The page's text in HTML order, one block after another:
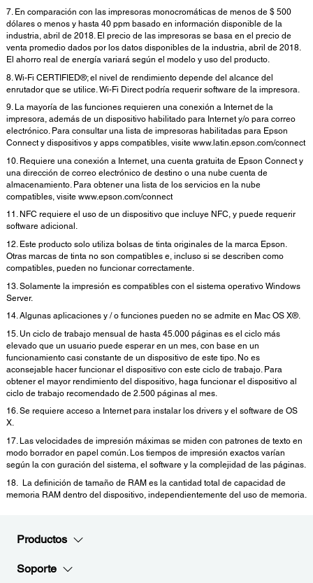
7. En comparación con las impresoras monocromáticas de menos de $ 500
dólares o menos y hasta 40 ppm basado en información disponible de la
industria, abril de 2018. El precio de las impresoras se basa en el precio de
venta promedio dados por los datos disponibles de la industria, abril de 2018.
El ahorro real de energía variará según el modelo y uso del producto.
8. Wi-Fi CERTIFIED®; el nivel de rendimiento depende del alcance del
enrutador que se utilice. Wi-Fi Direct podría requerir software de la impresora.
9. La mayoría de las funciones requieren una conexión a Internet de la
impresora, además de un dispositivo habilitado para Internet y/o para correo
electrónico. Para consultar una lista de impresoras habilitadas para Epson
Connect y dispositivos y apps compatibles, visite www.latin.epson.com/connect
10. Requiere una conexión a Internet, una cuenta gratuita de Epson Connect y
una dirección de correo electrónico de destino o una nube cuenta de
almacenamiento. Para obtener una lista de los servicios en la nube
compatibles, visite www.epson.com/connect
11. NFC requiere el uso de un dispositivo que incluye NFC, y puede requerir
software adicional.
12. Este producto solo utiliza bolsas de tinta originales de la marca Epson.
Otras marcas de tinta no son compatibles e, incluso si se describen como
compatibles, pueden no funcionar correctamente.
13. Solamente la impresión es compatibles con el sistema operativo Windows
Server.
14. Algunas aplicaciones y / o funciones pueden no se admite en Mac OS X®.
15. Un ciclo de trabajo mensual de hasta 45.000 páginas es el ciclo más
elevado que un usuario puede esperar en un mes, con base en un
funcionamiento casi constante de un dispositivo de este tipo. No es
aconsejable hacer funcionar el dispositivo con este ciclo de trabajo. Para
obtener el mayor rendimiento del dispositivo, haga funcionar el dispositivo al
ciclo de trabajo recomendado de 2.500 páginas al mes.
16. Se requiere acceso a Internet para instalar los drivers y el software de OS
X.
17. Las velocidades de impresión máximas se miden con patrones de texto en
modo borrador en papel común. Los tiempos de impresión exactos varían
según la con guración del sistema, el software y la complejidad de las páginas.
18. La definición de tamaño de RAM es la cantidad total de capacidad de
memoria RAM dentro del dispositivo, independientemente del uso de memoria.
Productos
Soporte